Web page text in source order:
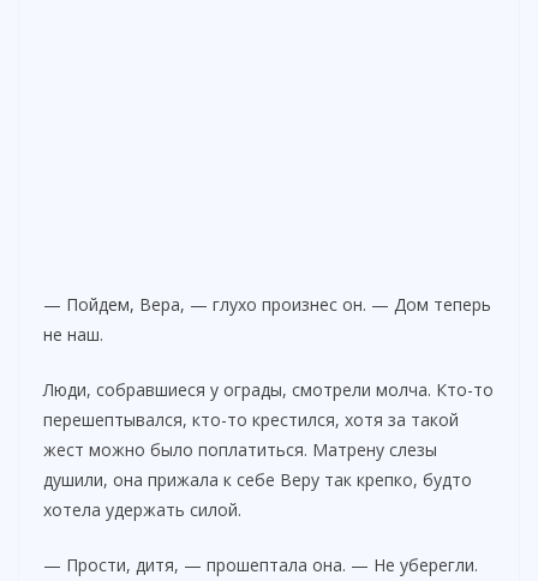
— Пойдем, Вера, — глухо произнес он. — Дом теперь
не наш.
Люди, собравшиеся у ограды, смотрели молча. Кто-то
перешептывался, кто-то крестился, хотя за такой
жест можно было поплатиться. Матрену слезы
душили, она прижала к себе Веру так крепко, будто
хотела удержать силой.
— Прости, дитя, — прошептала она. — Не уберегли.